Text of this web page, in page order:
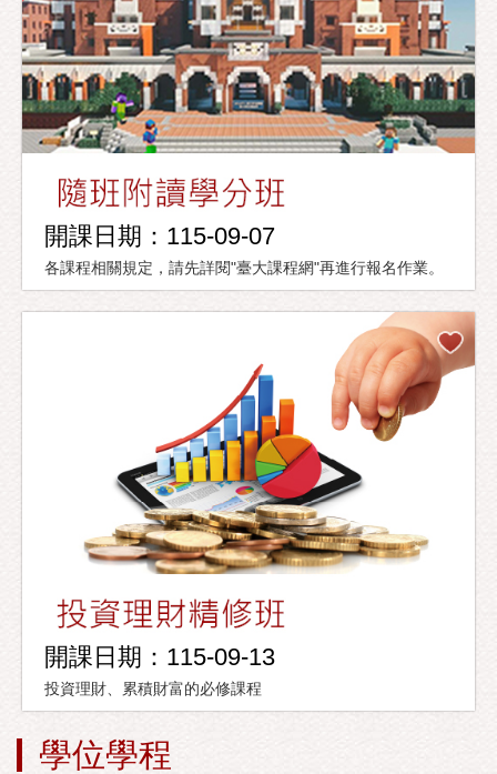
開課日期：115-09-07
各課程相關規定，請先詳閱"臺大課程網"再進行報名作業。
開課日期：115-09-13
投資理財、累積財富的必修課程
學位學程